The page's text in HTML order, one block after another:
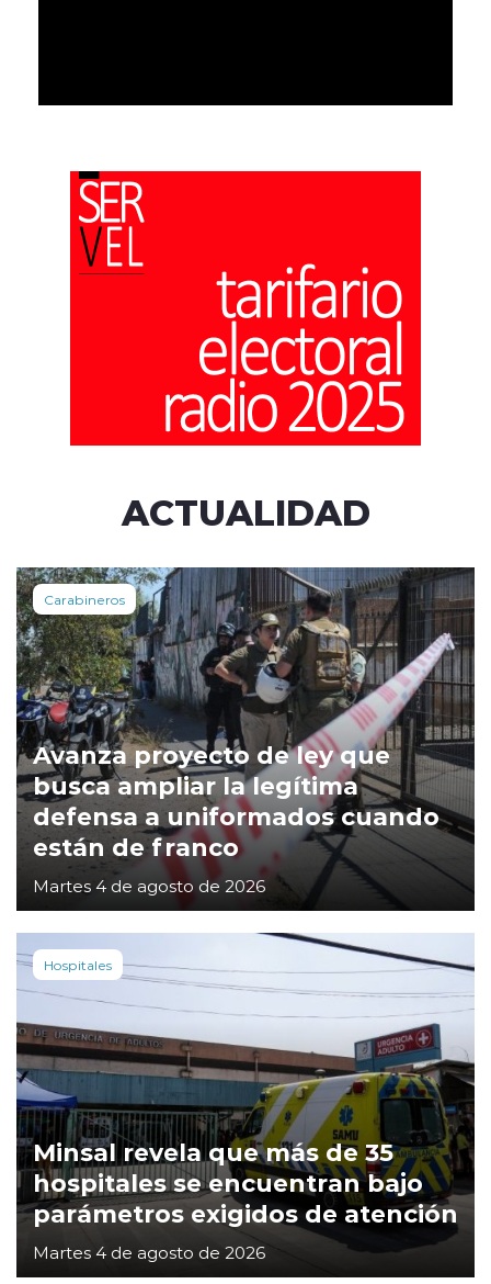
ACTUALIDAD
Carabineros
Avanza proyecto de ley que
busca ampliar la legítima
defensa a uniformados cuando
están de franco
Martes 4 de agosto de 2026
Hospitales
Minsal revela que más de 35
hospitales se encuentran bajo
parámetros exigidos de atención
Martes 4 de agosto de 2026